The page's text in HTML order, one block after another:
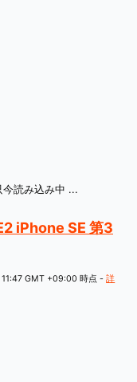
iPhone SE 第3
GMT +09:00 時点 -詳